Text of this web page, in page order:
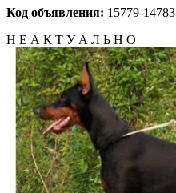
Код объявления: 15779-14783
Н Е А К Т У А Л Ь Н О